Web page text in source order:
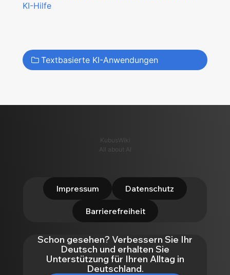
KI-Hilfe
Textbasierte KI-Anwendungen
KubusWiki
All about AI
Impressum Datenschutz
Barrierefreiheit
Schon gesehen? Verbessern Sie Ihr
Deutsch und erhalten Sie
Unterstützung für Ihren Alltag in
Deutschland.